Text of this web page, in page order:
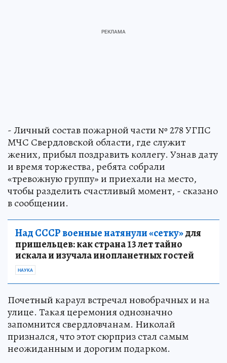
- Личный состав пожарной части № 278 УГПС
МЧС Свердловской области, где служит
жених, прибыл поздравить коллегу. Узнав дату
и время торжества, ребята собрали
«тревожную группу» и приехали на место,
чтобы разделить счастливый момент, - сказано
в сообщении.
Над СССР военные натянули «сетку»для
пришельцев: как страна 13 лет тайно
искала и изучала инопланетных гостей
НАУКА
Почетный караул встречал новобрачных и на
улице. Такая церемония однозначно
запомнится свердловчанам. Николай
признался, что этот сюрприз стал самым
неожиданным и дорогим подарком.